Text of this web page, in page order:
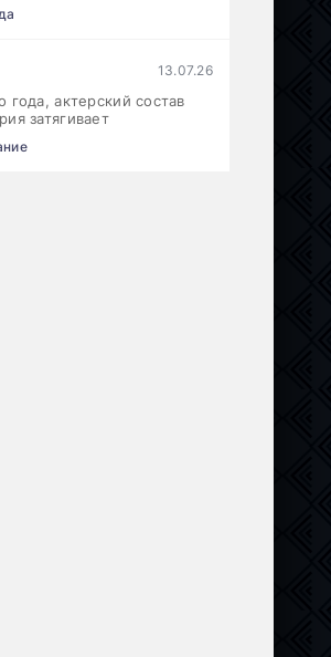
13.07.26
года, актерский состав
затягивает